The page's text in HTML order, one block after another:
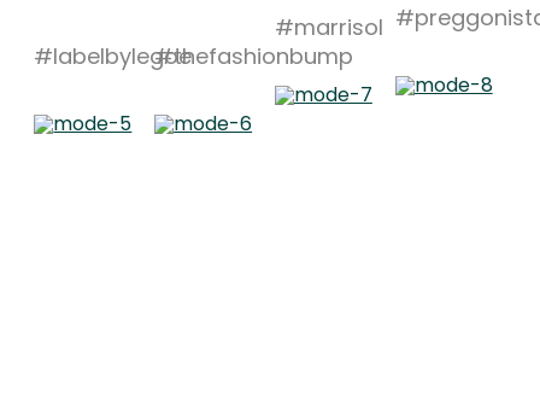
#labelbylegoe#thefashionbump
#marrisol